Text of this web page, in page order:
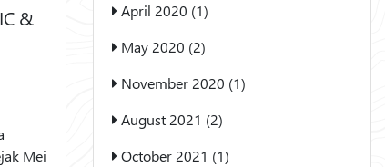
&
Mei
April 2020 (1)
May 2020 (2)
November 2020 (1)
August 2021 (2)
October 2021 (1)